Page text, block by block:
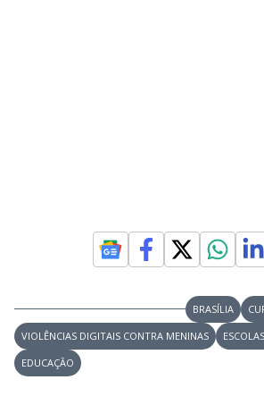
BRASÍLIA
VIOLÊNCIAS DIGITAIS CONTRA MENINAS
EDUCAÇÃO